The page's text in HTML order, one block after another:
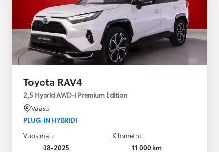
Toyota RAV4
2,5 Hybrid AWD-i Premium Edition
Vaasa
PLUG-IN HYBRIDI
Vuosimalli
08-2025
Kilometrit
11 000 km